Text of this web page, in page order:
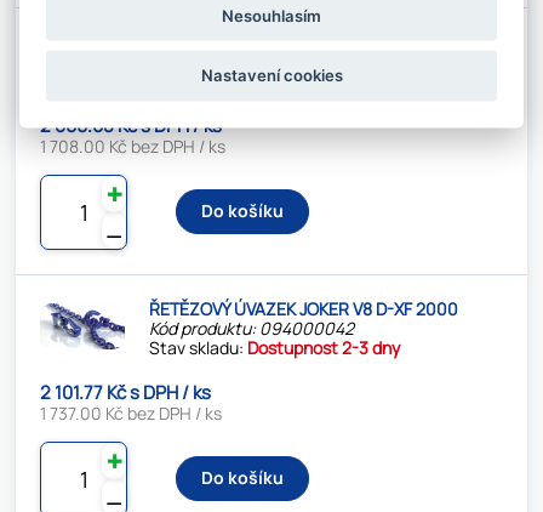
Stav skladu:Dostupnost 2-3 dny
2 066.68 Kč s DPH / ks
1 708.00 Kč bez DPH / ks
⚊
✚
Do košíku
ŘETĚZOVÝ ÚVAZEK JOKER V8 D-XF 2000
Kód produktu: 094000042
Stav skladu: Dostupnost 2-3 dny
2 101.77 Kč s DPH / ks
1 737.00 Kč bez DPH / ks
⚊
✚
Do košíku
Nesouhlasím
Nastavení cookies